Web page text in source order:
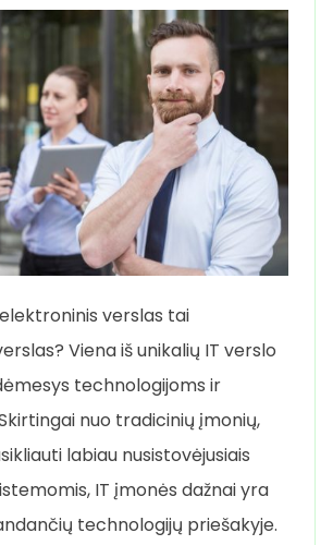
verslas tai
Viena iš unikalių IT verslo
technologijoms ir
nuo tradicinių įmonių,
labiau nusistovėjusiais
IT įmonės dažnai yra
technologijų priešakyje.